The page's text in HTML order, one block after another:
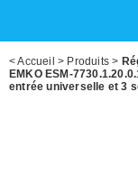
<Accueil > Produits >
EMKO ESM-
entrée universelle et 3